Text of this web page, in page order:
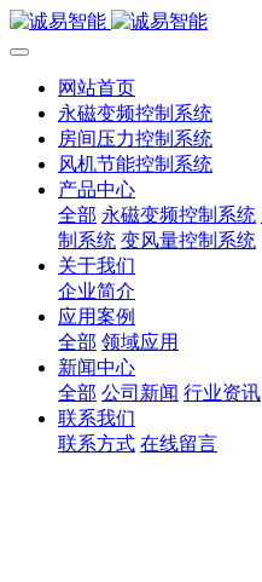
网站首页
永磁变频控制系统
房间压力控制系统
风机节能控制系统
产品中心
全部 永磁变频控制系统
制系统 变风量控制系统
关于我们
企业简介
应用案例
全部 领域应用
新闻中心
全部 公司新闻 行业资讯
联系我们
联系方式 在线留言